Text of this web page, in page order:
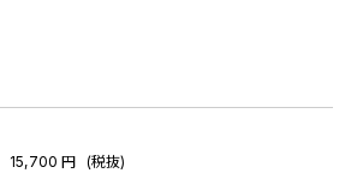
15,700 円 (税抜)